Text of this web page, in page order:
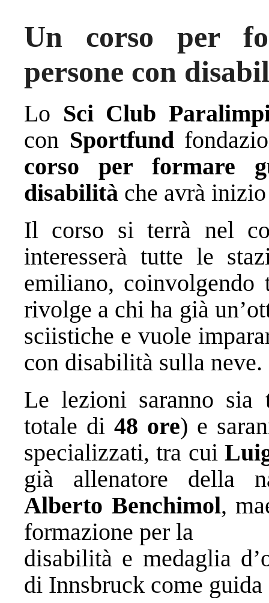
Un corso per
persone con
Lo Sci Club
con Sportfund
corso per formare
disabilità che avrà
Il corso si terrà nel
interesserà tutte le
emiliano,
rivolge a chi ha già
sciistiche e vuole
con disabilità sulla neve.
Le lezioni saranno sia
totale di 48 ore) e
specializzati, tra cui
già allenatore della
Alberto Benchimol,
formazione per la
disabilità e medaglia
di Innsbruck come